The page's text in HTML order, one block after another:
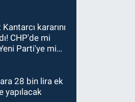
anne ve
Zonguldak'ta
Ağır
kararını
CHP'de mi
Parti'ye mi
28 bin lira ek
yapılacak